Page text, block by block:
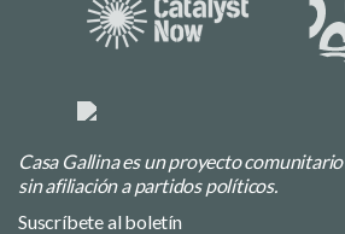
Casa Gallina es un proyecto comunitario
sin afiliación a partidos políticos.
Suscríbete al boletín